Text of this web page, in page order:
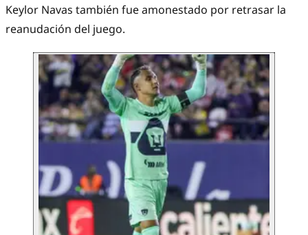
Keylor Navas también fue amonestado por retrasar la
reanudación del juego.